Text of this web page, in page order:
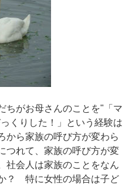
ちがお母さんのことを"「マ
くりした！」という経験は
ら家族の呼び方が変わら
つれて、家族の呼び方が変
社会人は家族のことをなん
？ 特に女性の場合は子ど